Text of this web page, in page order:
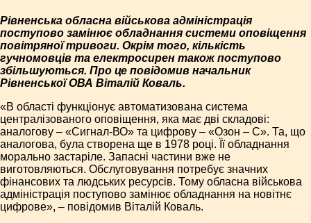
Рівненська обласна військова адміністрація
поступово замінює обладнання системи оповіщення
повітряної тривоги. Окрім того, кількість
гучномовців та електросирен також поступово
збільшуються. Про це повідомив начальник
Рівненської ОВА Віталій Коваль.
«В області функціонує автоматизована система
централізованого оповіщення, яка має дві складові:
аналогову – «Сигнал-ВО» та цифрову – «Озон – С». Та, що
аналогова, була створена ще в 1978 році. Її обладнання
морально застаріле. Запасні частини вже не
виготовляються. Обслуговування потребує значних
фінансових та людських ресурсів. Тому обласна військова
адміністрація поступово замінює обладнання на новітнє
цифрове», – повідомив Віталій Коваль.